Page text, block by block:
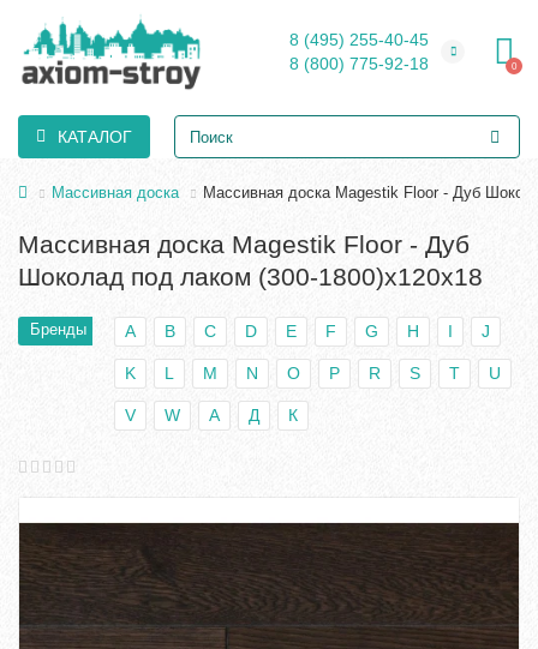
8 (495) 255-40-45
8 (800) 775-92-18
0
КАТАЛОГ
Массивная доска Массивная доска Magestik Floor - Дуб
Массивная доска Magestik Floor - Дуб
Шоколад под лаком (300-1800)х120х18
Бренды A B C D E F G H I J
K L M N O P R S T U
V W А Д К